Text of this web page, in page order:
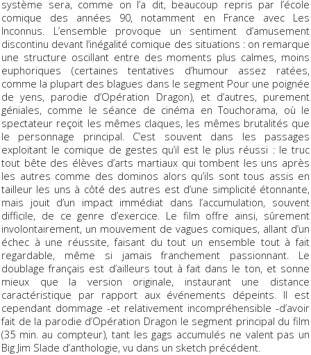
système sera, comme on l’a dit, beaucoup repris par l’école
comique des années 90, notamment en France avec Les
Inconnus. L’ensemble provoque un sentiment d’amusement
discontinu devant l’inégalité comique des situations : on remarque
une structure oscillant entre des moments plus calmes, moins
euphoriques (certaines tentatives d’humour assez ratées,
comme la plupart des blagues dans le segment Pour une poignée
de yens, parodie d’Opération Dragon), et d’autres, purement
géniales, comme le séance de cinéma en Touchorama, où le
spectateur reçoit les mêmes claques, les mêmes brutalités que
le personnage principal. C’est souvent dans les passages
exploitant le comique de gestes qu’il est le plus réussi : le truc
tout bête des élèves d’arts martiaux qui tombent les uns après
les autres comme des dominos alors qu’ils sont tous assis en
tailleur les uns à côté des autres est d’une simplicité étonnante,
mais jouit d’un impact immédiat dans l’accumulation, souvent
difficile, de ce genre d’exercice. Le film offre ainsi, sûrement
involontairement, un mouvement de vagues comiques, allant d’un
échec à une réussite, faisant du tout un ensemble tout à fait
regardable, même si jamais franchement passionnant. Le
doublage français est d’ailleurs tout à fait dans le ton, et sonne
mieux que la version originale, instaurant une distance
caractéristique par rapport aux événements dépeints. Il est
cependant dommage -et relativement incompréhensible -d’avoir
fait de la parodie d’Opération Dragon le segment principal du film
(35 min. au compteur), tant les gags accumulés ne valent pas un
Big Jim Slade d’anthologie, vu dans un sketch précédent.